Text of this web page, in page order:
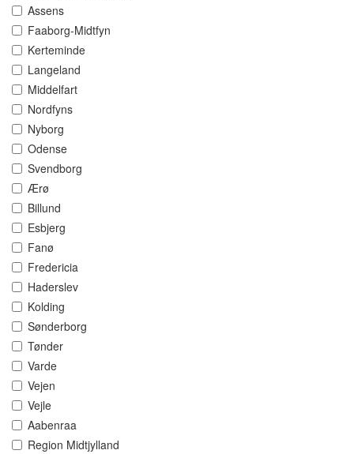
Assens
Faaborg-Midtfyn
Kerteminde
Langeland
Middelfart
Nordfyns
Nyborg
Odense
Svendborg
Ærø
Billund
Esbjerg
Fanø
Fredericia
Haderslev
Kolding
Sønderborg
Tønder
Varde
Vejen
Vejle
Aabenraa
Region Midtjylland